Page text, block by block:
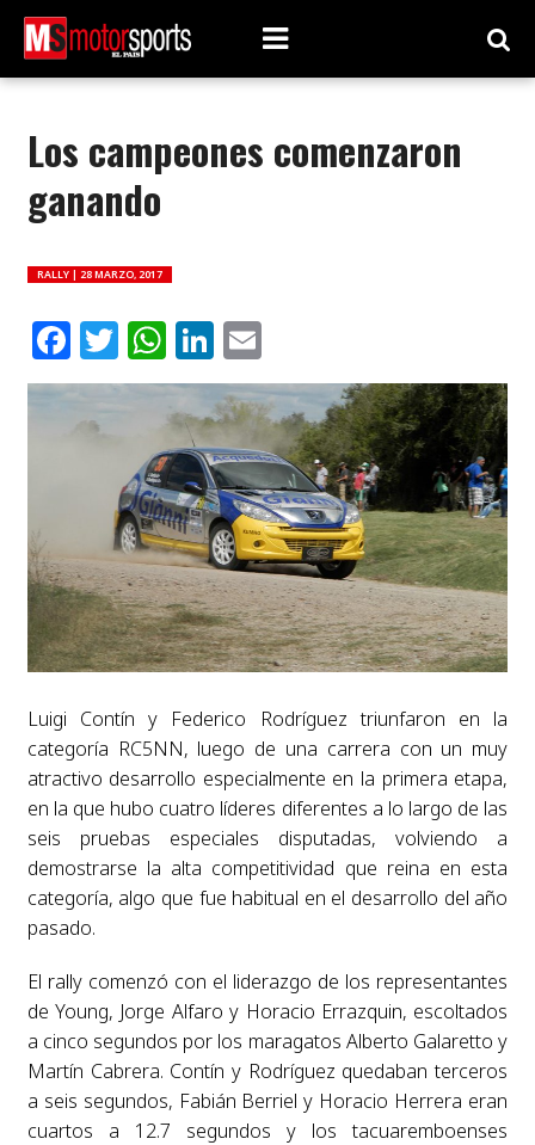
Los campeones comenzaron
ganando
RALLY | 28 MARZO, 2017
Facebook
Twitter
WhatsApp
LinkedIn
Email
Luigi Contín y Federico Rodríguez triunfaron en la
categoría RC5NN, luego de una carrera con un muy
atractivo desarrollo especialmente en la primera etapa,
en la que hubo cuatro líderes diferentes a lo largo de las
seis pruebas especiales disputadas, volviendo a
demostrarse la alta competitividad que reina en esta
categoría, algo que fue habitual en el desarrollo del año
pasado.
El rally comenzó con el liderazgo de los representantes
de Young, Jorge Alfaro y Horacio Errazquin, escoltados
a cinco segundos por los maragatos Alberto Galaretto y
Martín Cabrera. Contín y Rodríguez quedaban terceros
a seis segundos, Fabián Berriel y Horacio Herrera eran
cuartos a 12.7 segundos y los tacuaremboenses